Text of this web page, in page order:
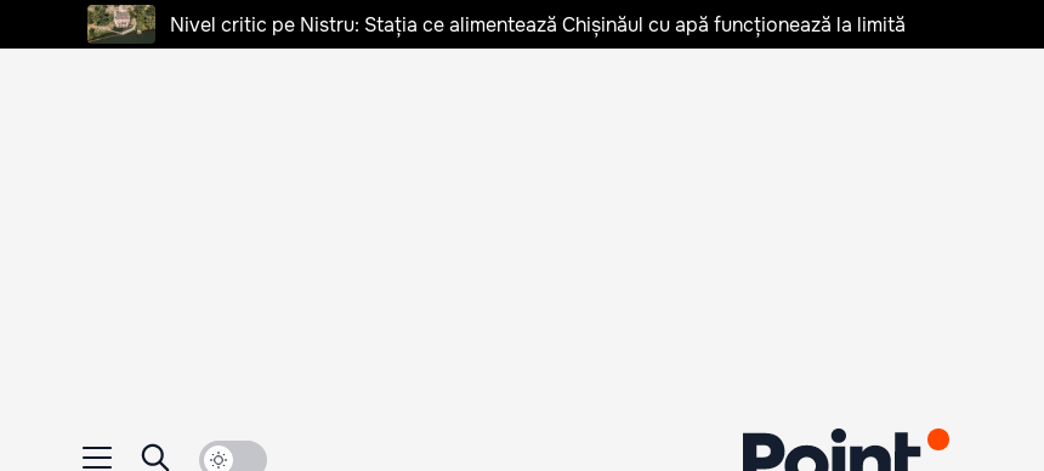
Nivel critic pe Nistru: Stația ce alimentează Chișinăul cu apă funcționează la limită